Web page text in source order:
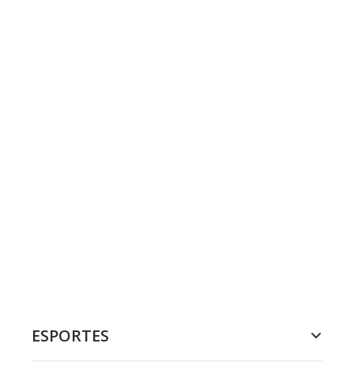
ESPORTES